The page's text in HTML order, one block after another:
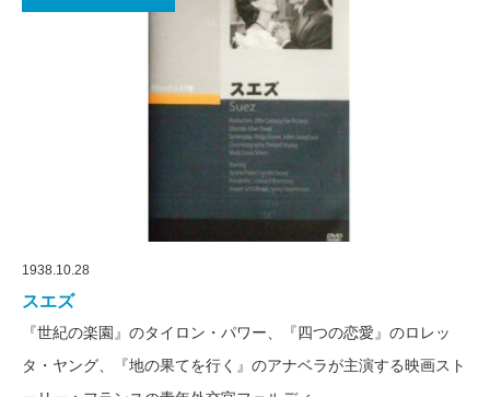
1938.10.28
スエズ
『世紀の楽園』のタイロン・パワー、『四つの恋愛』のロレッ
タ・ヤング、『地の果てを行く』のアナベラが主演する映画スト